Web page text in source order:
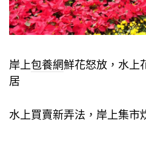
岸上包養網鮮花怒放，水上
居
水上買賣新弄法，岸上集市